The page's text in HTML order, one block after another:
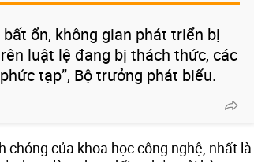
ổn, không gian phát triển bị
luật lệ đang bị thách thức, các
tạp”, Bộ trưởng phát biểu.
chóng của khoa học công nghệ, nhất là